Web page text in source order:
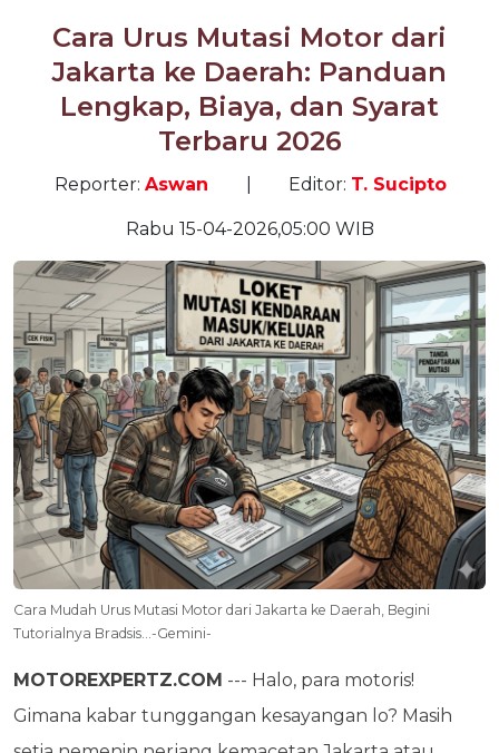
Cara Urus Mutasi Motor dari
Jakarta ke Daerah: Panduan
Lengkap, Biaya, dan Syarat
Terbaru 2026
Reporter: Aswan Editor: T. Sucipto
Rabu 15-04-2026,05:00 WIB
Cara Mudah Urus Mutasi Motor dari Jakarta ke Daerah, Begini
Tutorialnya Bradsis...-Gemini-
MOTOREXPERTZ.COM --- Halo, para motoris!
Gimana kabar tunggangan kesayangan lo? Masih